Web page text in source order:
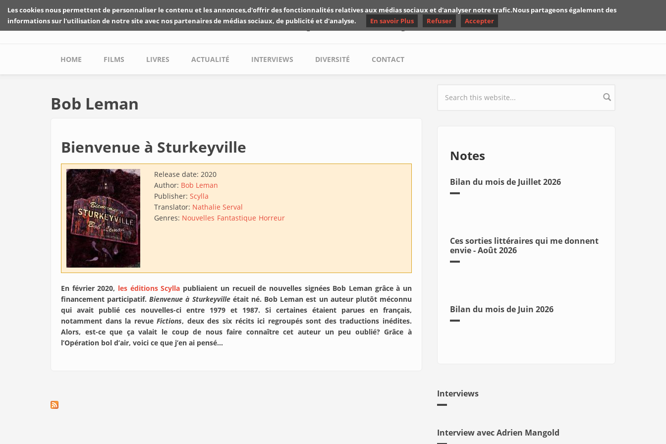
Skip to main content
Les critiques de Yuyine
Main menu
HOME FILMS LIVRES ACTUALITÉ INTERVIEWS DIVERSITÉ CONTACT
Bob Leman
Bienvenue à Sturkeyville
Release date: 2020
Author: Bob Leman
Publisher: Scylla
Translator: Nathalie Serval
Genres: Nouvelles Fantastique Horreur
En février 2020, les éditions Scylla publiaient un recueil de nouvelles signées Bob Leman grâce à un
financement participatif.Bienvenue à Sturkeyville était né. Bob Leman est un auteur plutôt méconnu
qui avait publié ces nouvelles-ci entre 1979 et 1987. Si certaines étaient parues en français,
notamment dans la revueFictions, deux des six récits ici regroupés sont des traductions inédites.
Alors, est-ce que ça valait le coup de nous faire connaître cet auteur un peu oublié? Grâce à
l’Opération bol d’air, voici ce que j’en ai pensé…
Search form
Notes
Bilan du mois de Juillet 2026
Ces sorties littéraires qui me donnent
envie - Août 2026
Bilan du mois de Juin 2026
Interviews
Interview avec Adrien Mangold
Les cookies nous permettent de personnaliser le contenu et les annonces,d'offrir des fonctionnalités relatives aux médias sociaux et d'analyser notre trafic.Nous partageons également des
informations sur l'utilisation de notre site avec nos partenaires de médias sociaux, de publicité et d'analyse.
En savoir Plus Refuser Accepter